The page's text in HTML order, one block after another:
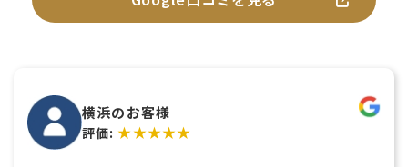
横浜のお客様
評価:★★★★★